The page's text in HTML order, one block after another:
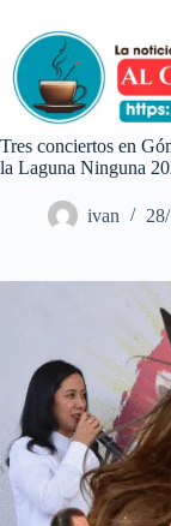
contenido
Tres conciertos en
la Laguna Ninguna
ivan